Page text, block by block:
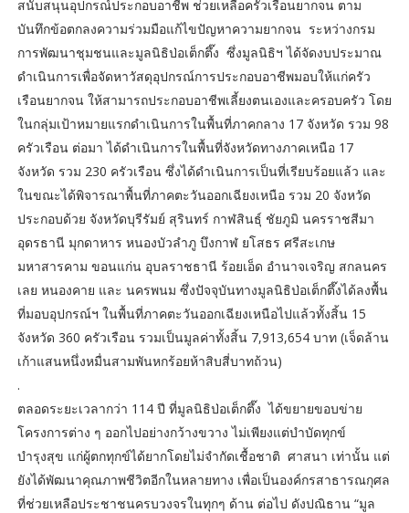
สนับสนุนอุปกรณ์ประกอบอาชีพ ช่วยเหลือครัวเรือนยากจน ตาม
บันทึกข้อตกลงความร่วมมือแก้ไขปัญหาความยากจน ระหว่างกรม
การพัฒนาชุมชนและมูลนิธิป่อเต็กตึ๊ง ซึ่งมูลนิธิฯ ได้จัดงบประมาณ
ดำเนินการเพื่อจัดหาวัสดุอุปกรณ์การประกอบอาชีพมอบให้แก่ครัว
เรือนยากจน ให้สามารถประกอบอาชีพเลี้ยงตนเองและครอบครัว โดย
ในกลุ่มเป้าหมายแรกดำเนินการในพื้นที่ภาคกลาง 17 จังหวัด รวม 98
ครัวเรือน ต่อมา ได้ดำเนินการในพื้นที่จังหวัดทางภาคเหนือ 17
จังหวัด รวม 230 ครัวเรือน ซึ่งได้ดำเนินการเป็นที่เรียบร้อยแล้ว และ
ในขณะได้พิจารณาพื้นที่ภาคตะวันออกเฉียงเหนือ รวม 20 จังหวัด
ประกอบด้วย จังหวัดบุรีรัมย์ สุรินทร์ กาฬสินธุ์ ชัยภูมิ นครราชสีมา
อุดรธานี มุกดาหาร หนองบัวลำภู บึงกาฬ ยโสธร ศรีสะเกษ
มหาสารคาม ขอนแก่น อุบลราชธานี ร้อยเอ็ด อำนาจเจริญ สกลนคร
เลย หนองคาย และ นครพนม ซึ่งปัจจุบันทางมูลนิธิป่อเต็กตึ๊งได้ลงพื้น
ที่มอบอุปกรณ์ฯ ในพื้นที่ภาคตะวันออกเฉียงเหนือไปแล้วทั้งสิ้น 15
จังหวัด 360 ครัวเรือน รวมเป็นมูลค่าทั้งสิ้น 7,913,654 บาท (เจ็ดล้าน
เก้าแสนหนึ่งหมื่นสามพันหกร้อยห้าสิบสี่บาทถ้วน)
.
ตลอดระยะเวลากว่า 114 ปี ที่มูลนิธิป่อเต็กตึ๊ง ได้ขยายขอบข่าย
โครงการต่าง ๆ ออกไปอย่างกว้างขวาง ไม่เพียงแต่บำบัดทุกข์
บำรุงสุข แก่ผู้ตกทุกข์ได้ยากโดยไม่จำกัดเชื้อชาติ ศาสนา เท่านั้น แต่
ยังได้พัฒนาคุณภาพชีวิตอีกในหลายทาง เพื่อเป็นองค์กรสาธารณกุศล
ที่ช่วยเหลือประชาชนครบวงจรในทุกๆ ด้าน ต่อไป ดังปณิธาน “มูล